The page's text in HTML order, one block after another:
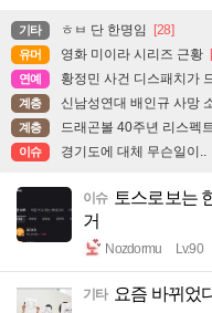
기타 ㅎㅂ 단 한명임 [28]
유머 영화 미이라 시리즈 근황
연예 황정민 사건 디스패치가
계층 신남성연대 배인규 사망
계층 드래곤볼 40주년 리스펙
이슈 경기도에 대체 무슨일이..
이슈
토스로보는
거
Nozdormu Lv.90
기타 요즘 바뀌었